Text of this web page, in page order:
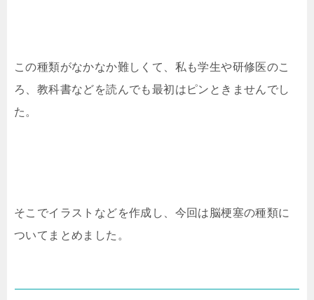
この種類がなかなか難しくて、私も学生や研修医のこ
ろ、教科書などを読んでも最初はピンときませんでし
た。
そこでイラストなどを作成し、今回は脳梗塞の種類に
ついてまとめました。